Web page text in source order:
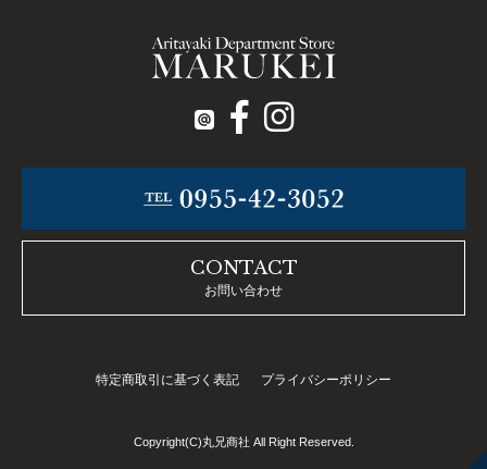
CONTACT
お問い合わせ
特定商取引に基づく表記 プライバシーポリシー
Copyright(C)丸兄商社 All Right Reserved.